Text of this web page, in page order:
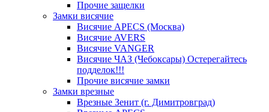
Прочие защелки
Замки висячие
Висячие APECS (Москва)
Висячие AVERS
Висячие VANGER
Висячие ЧАЗ (Чебоксары) Остерегайтесь
подделок!!!
Прочие висячие замки
Замки врезные
Врезные Зенит (г. Димитровград)